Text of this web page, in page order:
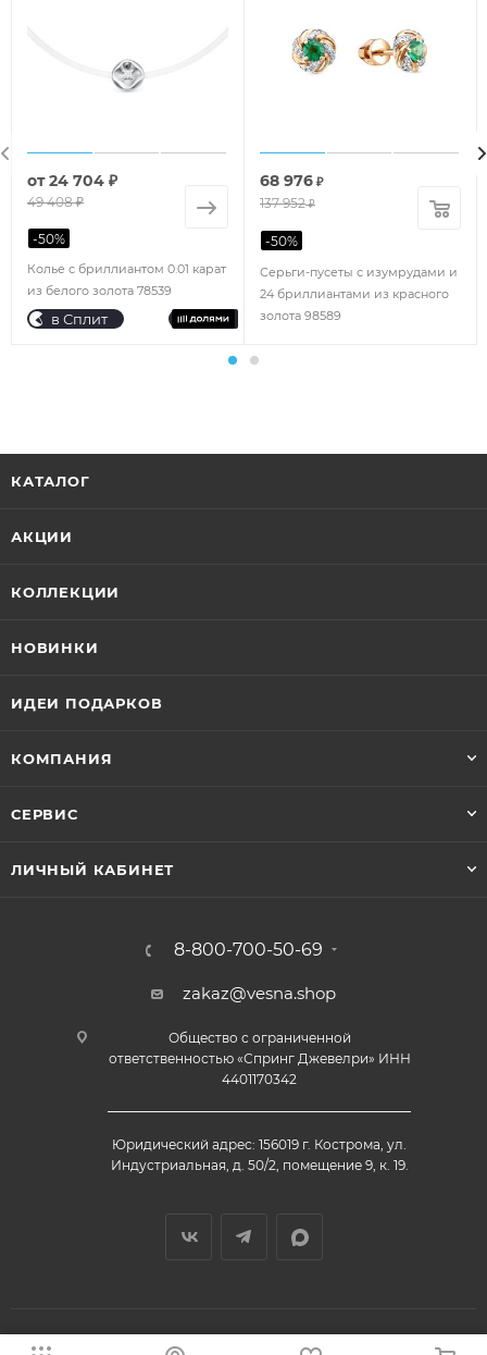
Колье с бриллиантом 0.01 карат
из белого золота 78539
от24 704 ₽
49 408 ₽
-50%
в Сплит
Серьги-пусеты с изумрудами и
24 бриллиантами из красного
золота 98589
68 976 ₽
137 952₽
-50%
КАТАЛОГ
АКЦИИ
КОЛЛЕКЦИИ
НОВИНКИ
ИДЕИ ПОДАРКОВ
КОМПАНИЯ
СЕРВИС
ЛИЧНЫЙ КАБИНЕТ
8-800-700-50-69
zakaz@vesna.shop
Общество с ограниченной
ответственностью «Спринг Джевелри» ИНН
4401170342
Юридический адрес: 156019 г. Кострома, ул.
Индустриальная, д. 50/2, помещение 9, к. 19.